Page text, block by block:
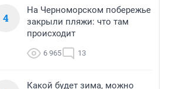
4
На Черноморском побережье
закрыли пляжи: что там
происходит
6 965 13
Какой будет зима, можно